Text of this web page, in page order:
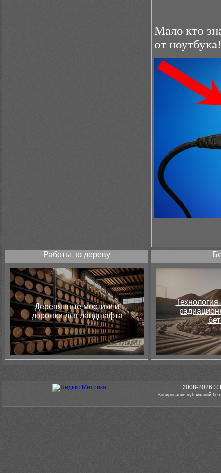
Мало кто
от
Работы по дереву
Деревянные мостики и
дорожки для ландшафта
Технология
2008-2026 ©
Копирование публикаций